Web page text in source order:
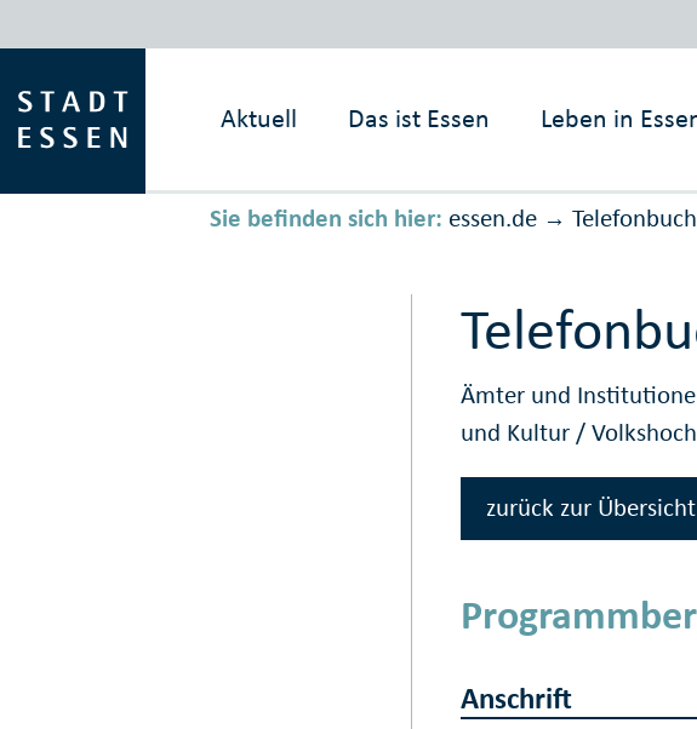
Aktuell Das ist Essen Leben in
Sie befinden sich hier: essen.de → Telefonbuch
Ämter und
und Kultur /
zurück zur Übersicht
Anschrift